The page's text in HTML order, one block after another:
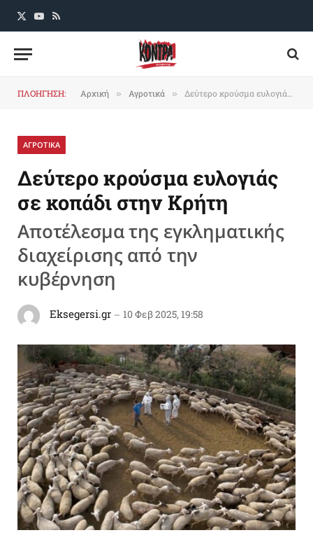
X
YouTube
RSS
ΠΛΟΗΓΗΣΗ: Αρχική » Αγροτικά » Δεύτερο κρούσμα ευλογιάς σε κοπάδι στην Κρήτη
ΑΓΡΟΤΙΚΑ
Δεύτερο κρούσμα ευλογιάς
σε κοπάδι στην Κρήτη
Αποτέλεσμα της εγκληματικής
διαχείρισης από την
κυβέρνηση
Eksegersi.gr 10 Φεβ 2025, 19:58